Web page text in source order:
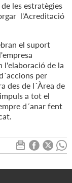
les estratègies
l'Acreditació
el suport
l'elaboració de la
per
des de l´Àrea de
a tot el
d´anar fent